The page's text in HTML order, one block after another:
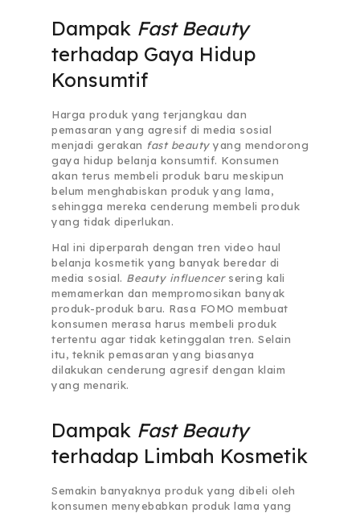
Dampak Fast Beauty
terhadap Gaya Hidup
Konsumtif
Harga produk yang terjangkau dan
pemasaran yang agresif di media sosial
menjadi gerakan fast beautyyang mendorong
gaya hidup belanja konsumtif. Konsumen
akan terus membeli produk baru meskipun
belum menghabiskan produk yang lama,
sehingga mereka cenderung membeli produk
yang tidak diperlukan.
Hal ini diperparah dengan tren video haul
belanja kosmetik yang banyak beredar di
media sosial. Beauty influencersering kali
memamerkan dan mempromosikan banyak
produk-produk baru. Rasa FOMO membuat
konsumen merasa harus membeli produk
tertentu agar tidak ketinggalan tren. Selain
itu, teknik pemasaran yang biasanya
dilakukan cenderung agresif dengan klaim
yang menarik.
Dampak Fast Beauty
terhadap Limbah Kosmetik
Semakin banyaknya produk yang dibeli oleh
konsumen menyebabkan produk lama yang